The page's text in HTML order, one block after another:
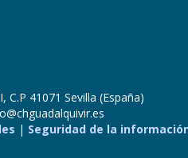
41071 Sevilla (España)
| Seguridad de la